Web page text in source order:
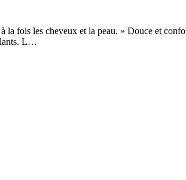
la fois les cheveux et la peau. » Douce et
L…